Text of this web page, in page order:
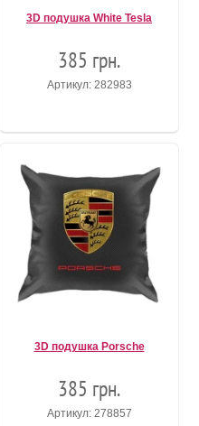
3D подушка White Tesla
385 грн.
Артикул: 282983
3D подушка Porsche
385 грн.
Артикул: 278857